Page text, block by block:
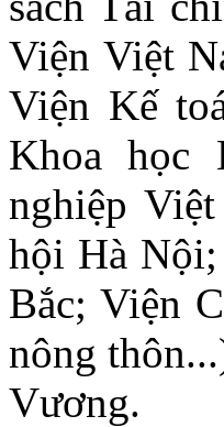
Viện Việt
Viện Kế
Khoa học
nghiệp
hội Hà
Bắc; Viện
nông
Vương.